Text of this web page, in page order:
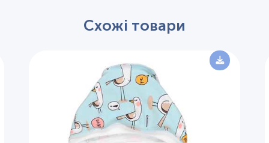
Схожі товари